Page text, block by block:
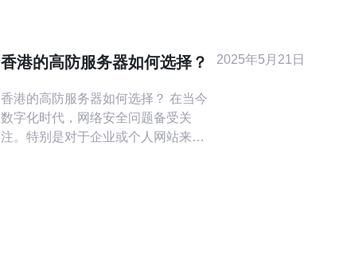
一。香港作为亚太地区的互联网枢纽，
拥有先进的网络基础设施和丰富的网
香港的高防服务器如何选择？
香港的高防服务器如何选择？ 在当今
数字化时代，网络安全问题备受关
注。特别是对于企业或个人网站来
2025年5月21日